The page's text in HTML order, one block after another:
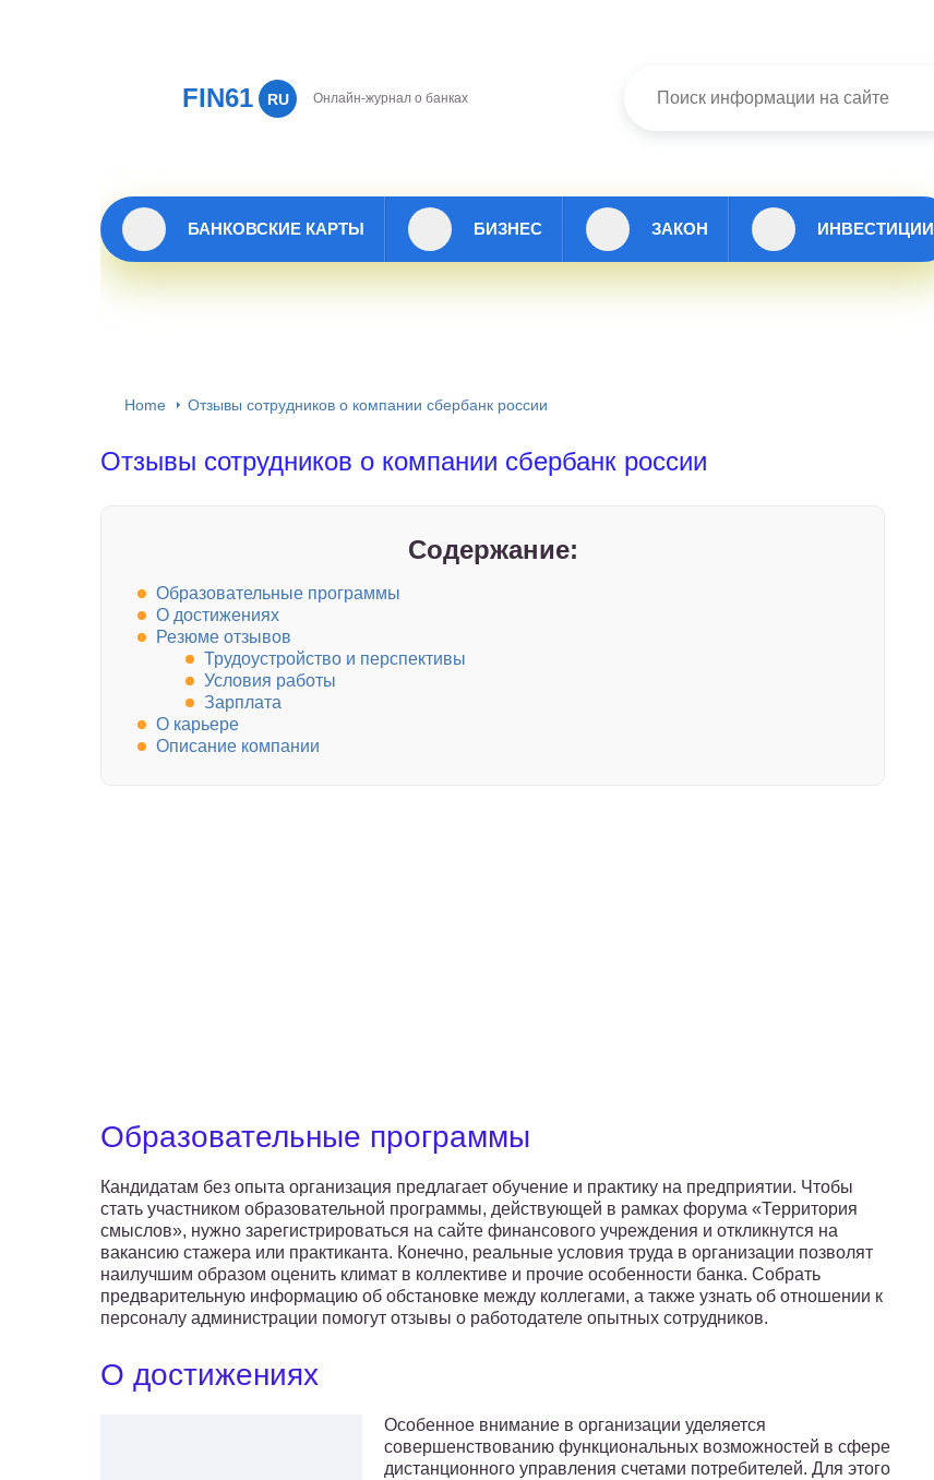
FIN61 RU Онлайн-журнал о банках
БАНКОВСКИЕ КАРТЫ БИЗНЕС ЗАКОН ИНВЕСТИЦИИ
Home Отзывы сотрудников о компании сбербанк россии
Отзывы сотрудников о компании сбербанк россии
Содержание:
Образовательные программы
О достижениях
Резюме отзывов
Трудоустройство и перспективы
Условия работы
Зарплата
О карьере
Описание компании
Образовательные программы
Кандидатам без опыта организация предлагает обучение и практику на предприятии. Чтобы
стать участником образовательной программы, действующей в рамках форума «Территория
смыслов», нужно зарегистрироваться на сайте финансового учреждения и откликнутся на
вакансию стажера или практиканта. Конечно, реальные условия труда в организации позволят
наилучшим образом оценить климат в коллективе и прочие особенности банка. Собрать
предварительную информацию об обстановке между коллегами, а также узнать об отношении к
персоналу администрации помогут отзывы о работодателе опытных сотрудников.
О достижениях
Особенное внимание в организации уделяется
совершенствованию функциональных возможностей в сфере
дистанционного управления счетами потребителей. Для этого